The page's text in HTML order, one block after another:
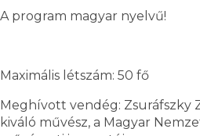
A program magyar nyelvű!
Maximális létszám: 50 fő
Meghívott vendég: Zsuráfszky
kiváló művész, a Magyar